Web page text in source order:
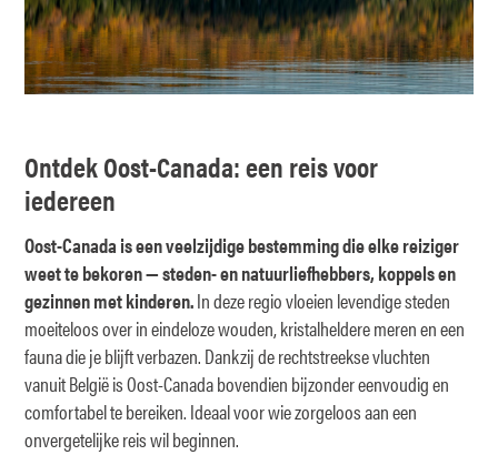
Ontdek Oost-Canada: een reis voor
iedereen
Oost-Canada is een veelzijdige bestemming die elke reiziger
weet te bekoren — steden- en natuurliefhebbers, koppels en
gezinnen met kinderen.In deze regio vloeien levendige steden
moeiteloos over in eindeloze wouden, kristalheldere meren en een
fauna die je blijft verbazen. Dankzij de rechtstreekse vluchten
vanuit België is Oost-Canada bovendien bijzonder eenvoudig en
comfortabel te bereiken. Ideaal voor wie zorgeloos aan een
onvergetelijke reis wil beginnen.